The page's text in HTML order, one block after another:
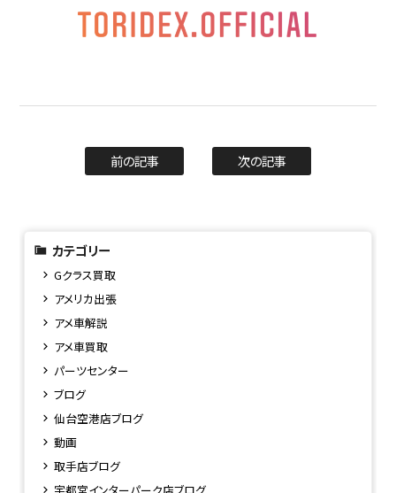
前の記事 次の記事
カテゴリー
Gクラス買取
アメリカ出張
アメ車解説
アメ車買取
パーツセンター
ブログ
仙台空港店ブログ
動画
取手店ブログ